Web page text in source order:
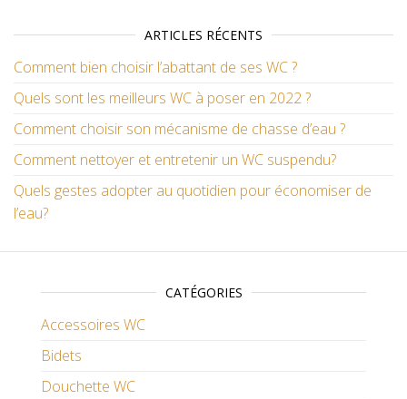
ARTICLES RÉCENTS
Comment bien choisir l’abattant de ses WC ?
Quels sont les meilleurs WC à poser en 2022 ?
Comment choisir son mécanisme de chasse d’eau ?
Comment nettoyer et entretenir un WC suspendu?
Quels gestes adopter au quotidien pour économiser de
l’eau?
CATÉGORIES
Accessoires WC
Bidets
Douchette WC